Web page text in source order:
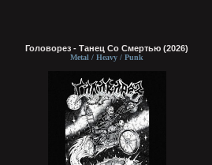
Головорез - Tанец Со Смертью (2026)
Metal / Heavy / Punk